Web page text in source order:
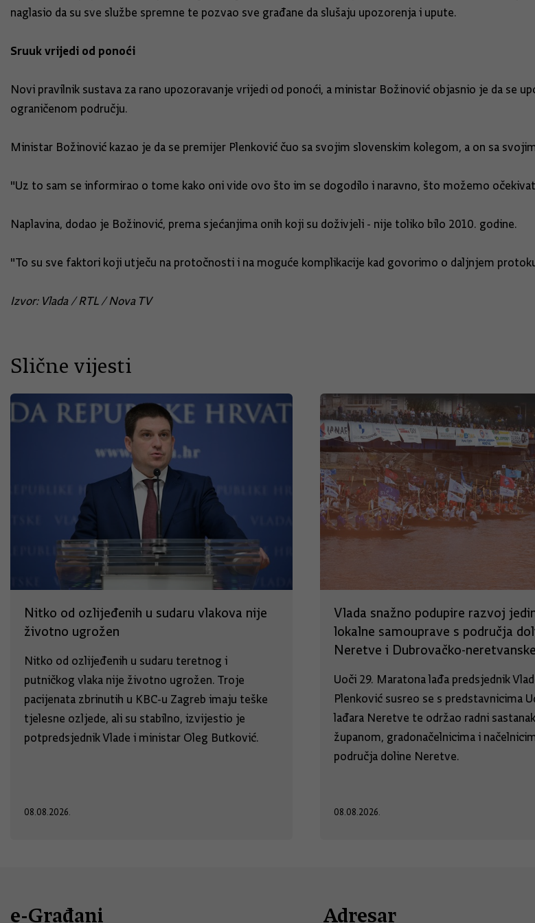
naglasio da su sve službe spremne te pozvao sve građane da slušaju upozorenja i upute.
Sruuk vrijedi od ponoći
Novi pravilnik sustava za rano upozoravanje vrijedi od ponoći, a ministar Božinović objasnio je da se
ograničenom području.
Ministar Božinović kazao je da se premijer Plenković čuo sa svojim slovenskim kolegom, a on sa
"Uz to sam se informirao o tome kako oni vide ovo što im se dogodilo i naravno, što možemo
Naplavina, dodao je Božinović, prema sjećanjima onih koji su doživjeli - nije toliko bilo 2010. godine.
"To su sve faktori koji utječu na protočnosti i na moguće komplikacije kad govorimo o daljnjem
Izvor: Vlada / RTL / Nova TV
Slične vijesti
Nitko od ozlijeđenih u sudaru vlakova nije
životno ugrožen
Nitko od ozlijeđenih u sudaru teretnog i
putničkog vlaka nije životno ugrožen. Troje
pacijenata zbrinutih u KBC-u Zagreb imaju teške
tjelesne ozljede, ali su stabilno, izvijestio je
potpredsjednik Vlade i ministar Oleg Butković.
08.08.2026.
Vlada snažno podupire razvoj
lokalne samouprave s područja
Neretve i Dubrovačko-
Uoči 29. Maratona lađa predsjednik
Plenković susreo se s predstavnicima
lađara Neretve te održao radni
županom, gradonačelnicima i
područja doline Neretve.
08.08.2026.
e-Građani Adresar